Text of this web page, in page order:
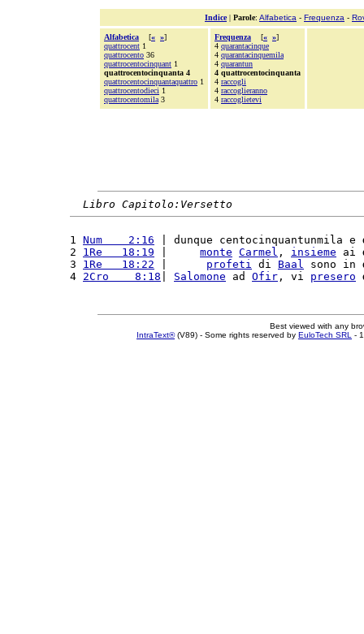
Indice| Parole: Alfabetica - Frequenza -
Alfabetica [« »]
quattrocent 1
quattrocento 36
quattrocentocinquant 1
quattrocentocinquanta 4
quattrocentocinquantaquattro 1
quattrocentodieci 1
quattrocentomila 3
Frequenza [« »]
4 quarantacinque
4 quarantacinquemila
4 quarantun
4 quattrocentocinquanta
4 raccogli
4 raccoglieranno
4 raccoglietevi
Libro Capitolo:Versetto
1 Num    2:16 | dunque centocinquantunmila e
2 1Re   18:19 monte Carmel , insieme ai
3 1Re   18:22 profeti di Baal sono in
4 2Cro    8:18 Salomone ad Ofir , vi presero
Best viewed with any
IntraText®(V89) - Some rights reserved by EuloTech SRL -